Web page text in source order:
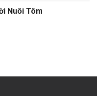
Nuôi Tôm